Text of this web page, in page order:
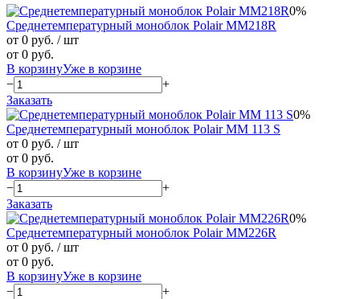
0%
Среднетемпературный моноблок Polair MM218R
от 0 руб. / шт
от 0 руб.
В корзинуУже в корзине
−
+
Заказать
0%
Среднетемпературный моноблок Polair MM 113 S
от 0 руб. / шт
от 0 руб.
В корзинуУже в корзине
−
+
Заказать
0%
Среднетемпературный моноблок Polair MM226R
от 0 руб. / шт
от 0 руб.
В корзинуУже в корзине
−
+